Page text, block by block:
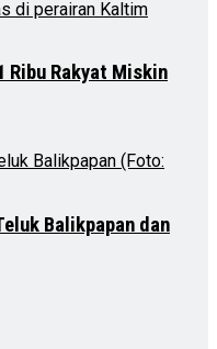
Ribu Rakyat Miskin
Balikpapan dan